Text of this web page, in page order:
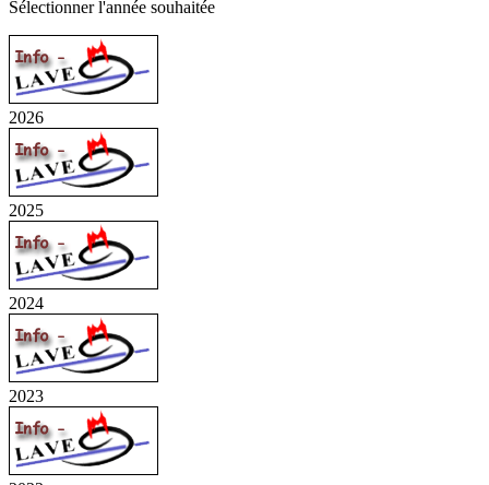
Sélectionner l'année souhaitée
2026
2025
2024
2023